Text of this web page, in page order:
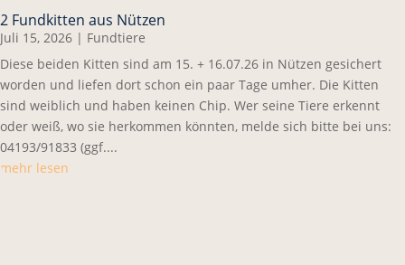
2 Fundkitten aus Nützen
Juli 15, 2026 | Fundtiere
Diese beiden Kitten sind am 15. + 16.07.26 in Nützen gesichert
worden und liefen dort schon ein paar Tage umher. Die Kitten
sind weiblich und haben keinen Chip. Wer seine Tiere erkennt
oder weiß, wo sie herkommen könnten, melde sich bitte bei uns:
04193/91833 (ggf....
mehr lesen